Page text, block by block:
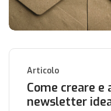
Articolo
Come creare
newsletter